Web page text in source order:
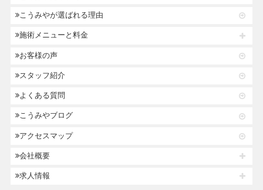
こうみやが選ばれる理由
施術メニューと料金
お客様の声
スタッフ紹介
よくある質問
こうみやブログ
アクセスマップ
会社概要
求人情報